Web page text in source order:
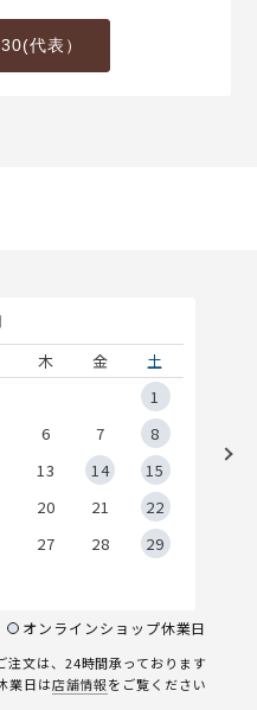
代表）
木 金
土
1
6 7
8
13 14
15
20 21
22
27 28
29
オンラインショップ休業日
文は、24時間承っております
業日は店舗情報をご覧ください